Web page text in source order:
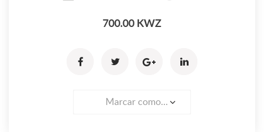
700.00 KWZ
Marcar como...